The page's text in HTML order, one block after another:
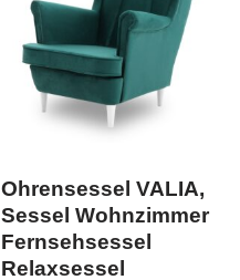
Ohrensessel VALIA,
Sessel Wohnzimmer
Fernsehsessel
Relaxsessel